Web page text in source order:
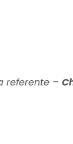
referente –